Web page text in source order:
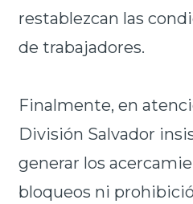
restablezcan las
de trabajadores.
Finalmente, en
División Salvador
generar los
bloqueos ni